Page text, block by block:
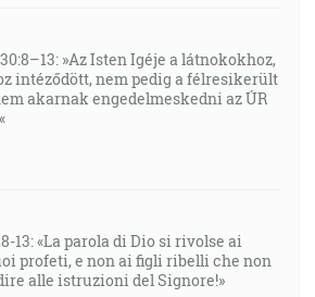
»Az Isten Igéje a látnokokhoz,
intéződött, nem pedig a félresikerült
akarnak engedelmeskedni az ÚR
13: «La parola di Dio si rivolse ai
profeti, e non ai figli ribelli che non
alle istruzioni del Signore!»